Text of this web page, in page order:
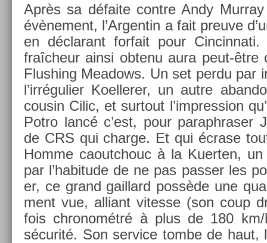
Après sa défaite con­tre Andy
évène­ment, l’Ar­gentin a fait pre­uve
en déclarant for­fait pour
fraîcheur ainsi ob­tenu aura peut-être
Flush­ing Meadows. Un set perdu par
l’irréguli­er Koel­ler­er, un autre
co­usin Cilic, et sur­tout l’impress­ion
Potro lancé c’est, pour para­phras­er
de CRS qui char­ge. Et qui écrase
Homme caoutchouc à la Kuert­en,
par l’habitude de ne pas pass­er les
er, ce grand gail­lard possède une
ment vue, al­liant vites­se (son coup
fois chronométré à plus de 180
sécurité. Son ser­vice tombe de haut,